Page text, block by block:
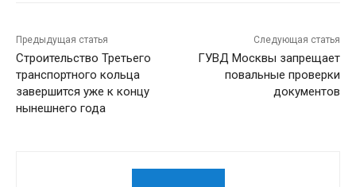
Предыдущая статья
Строительство Третьего
транспортного кольца
завершится уже к концу
нынешнего года
Следующая статья
ГУВД Москвы запрещает
повальные проверки
документов